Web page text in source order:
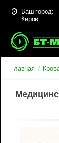
Ваш город:
Киров
Главная